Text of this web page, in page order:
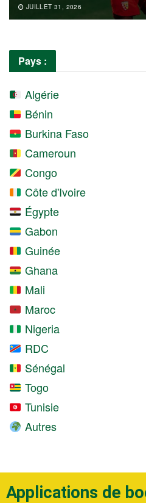
JUILLET 31, 2026
Pays :
Algérie
Bénin
Burkina Faso
Cameroun
Congo
Côte d'Ivoire
Égypte
Gabon
Guinée
Ghana
Mali
Maroc
Nigeria
RDC
Sénégal
Togo
Tunisie
Autres
Applications de